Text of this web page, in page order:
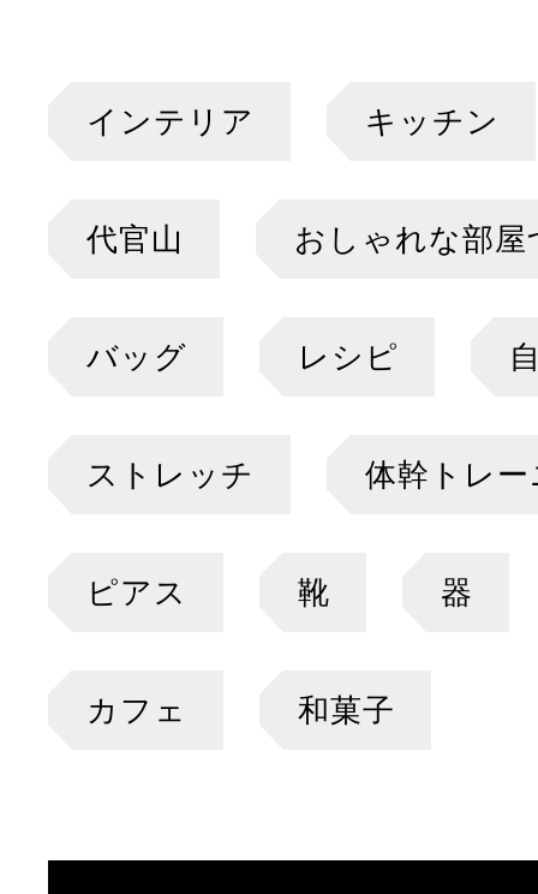
インテリア キッチン
代官山 おしゃれな部屋
バッグ レシピ
ストレッチ 体幹トレ
ピアス 靴 器
カフェ 和菓子